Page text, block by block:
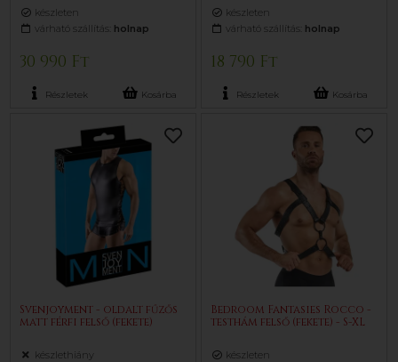
készleten
várható szállítás: holnap
30 990 Ft
Részletek Kosárba
készleten
várható szállítás: holnap
18 790 Ft
Részletek Kosárba
Svenjoyment - oldalt fűzős
matt férfi felső (fekete)
készlethiány
Bedroom Fantasies Rocco -
testhám felső (fekete) - S-XL
készleten